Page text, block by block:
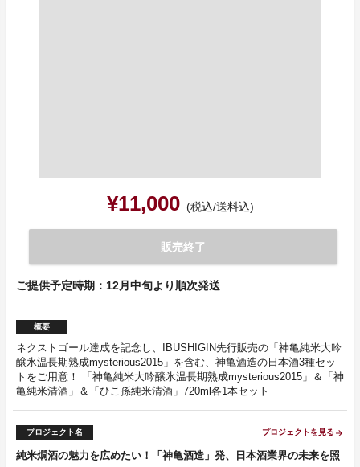
¥11,000 (税込/送料込)
販売終了
ご提供予定時期：12月中旬より順次発送
概要
ネクストゴール達成を記念し、IBUSHIGIN先行販売の「神亀純米大吟
醸氷温長期熟成mysterious2015」を含む、神亀酒造の日本酒3種セッ
トをご用意！ 「神亀純米大吟醸氷温長期熟成mysterious2015」＆「神
亀純米清酒」＆「ひこ孫純米清酒」720ml各1本セット
プロジェクト名 プロジェクトを見る arrow_forward
純米燗酒の魅力を広めたい！「神亀酒造」発、日本酒業界の未来を照